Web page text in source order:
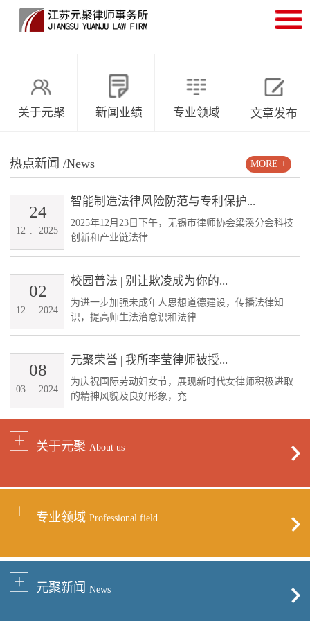
关于元聚 新闻业绩 专业领域 文章发布
热点新闻 /News
智能制造法律风险防范与专利保护...
2025年12月23日下午，无锡市律师协会梁溪分会科技
创新和产业链法律...
12 . 2025
24
校园普法 | 别让欺凌成为你的...
为进一步加强未成年人思想道德建设，传播法律知
识，提高师生法治意识和法律...
12 2024
02
元聚荣誉 | 我所李莹律师被授...
为庆祝国际劳动妇女节，展现新时代女律师积极进取
的精神风貌及良好形象，充...
03 2024
08
MORE +
关于元聚 About us
专业领域 Professional field
元聚新闻 News